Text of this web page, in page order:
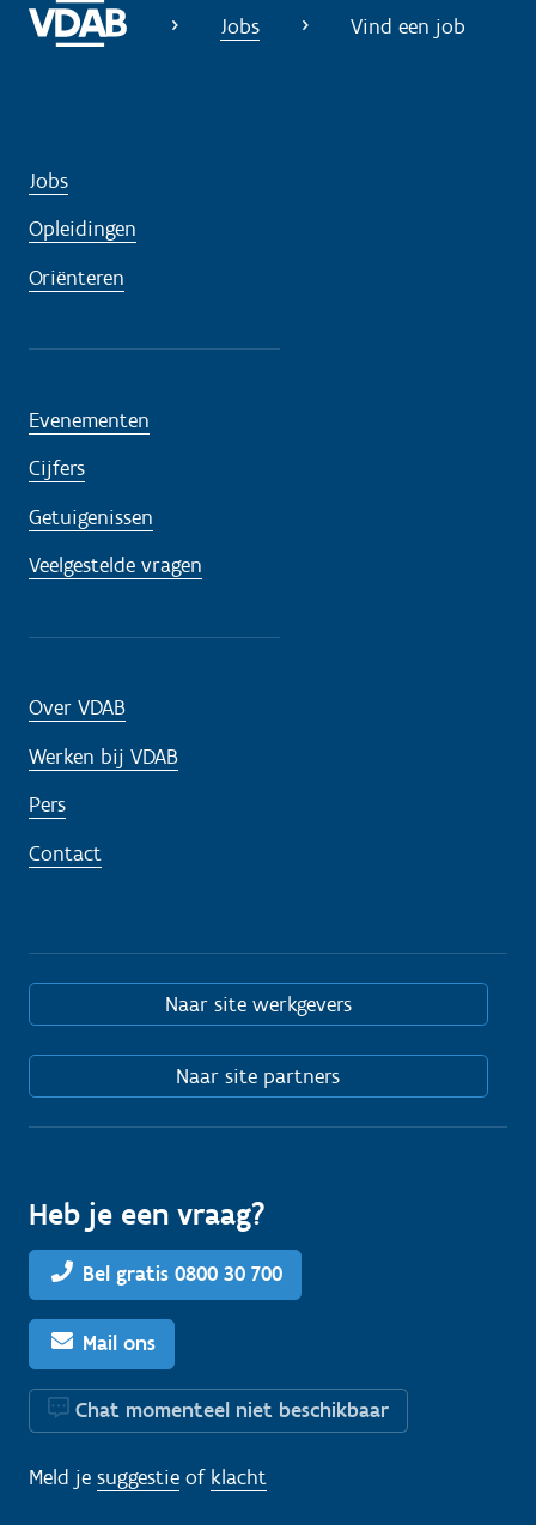
Jobs Vind een job
Jobs
Opleidingen
Oriënteren
Evenementen
Cijfers
Getuigenissen
Veelgestelde vragen
Over VDAB
Werken bij VDAB
Pers
Contact
Naar site werkgevers
Naar site partners
Heb je een vraag?
Bel gratis 0800 30 700
Mail ons
Chat momenteel niet beschikbaar
Meld je suggestie of klacht